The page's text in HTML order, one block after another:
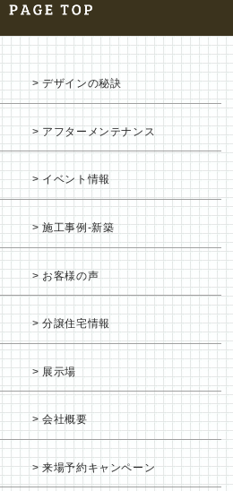
デザインの秘訣
アフターメンテナンス
イベント情報
施工事例-新築
お客様の声
分譲住宅情報
展示場
会社概要
来場予約キャンペーン